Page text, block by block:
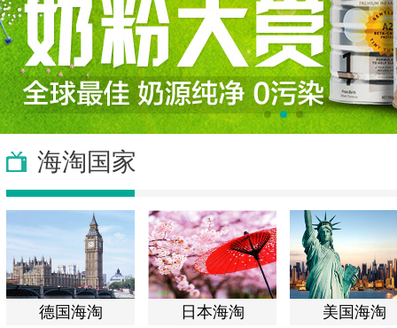
海淘国家
德国海淘 日本海淘 美国海淘